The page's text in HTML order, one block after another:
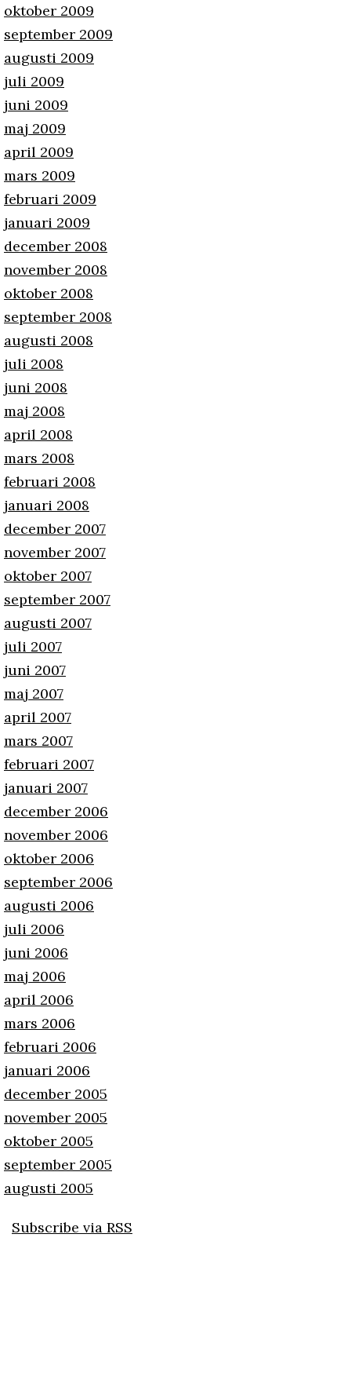
oktober 2009
september 2009
augusti 2009
juli 2009
juni 2009
maj 2009
april 2009
mars 2009
februari 2009
januari 2009
december 2008
november 2008
oktober 2008
september 2008
augusti 2008
juli 2008
juni 2008
maj 2008
april 2008
mars 2008
februari 2008
januari 2008
december 2007
november 2007
oktober 2007
september 2007
augusti 2007
juli 2007
juni 2007
maj 2007
april 2007
mars 2007
februari 2007
januari 2007
december 2006
november 2006
oktober 2006
september 2006
augusti 2006
juli 2006
juni 2006
maj 2006
april 2006
mars 2006
februari 2006
januari 2006
december 2005
november 2005
oktober 2005
september 2005
augusti 2005
Subscribe via RSS